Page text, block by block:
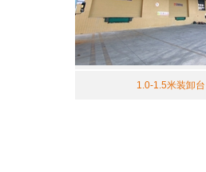
1.0-1.5米装卸台